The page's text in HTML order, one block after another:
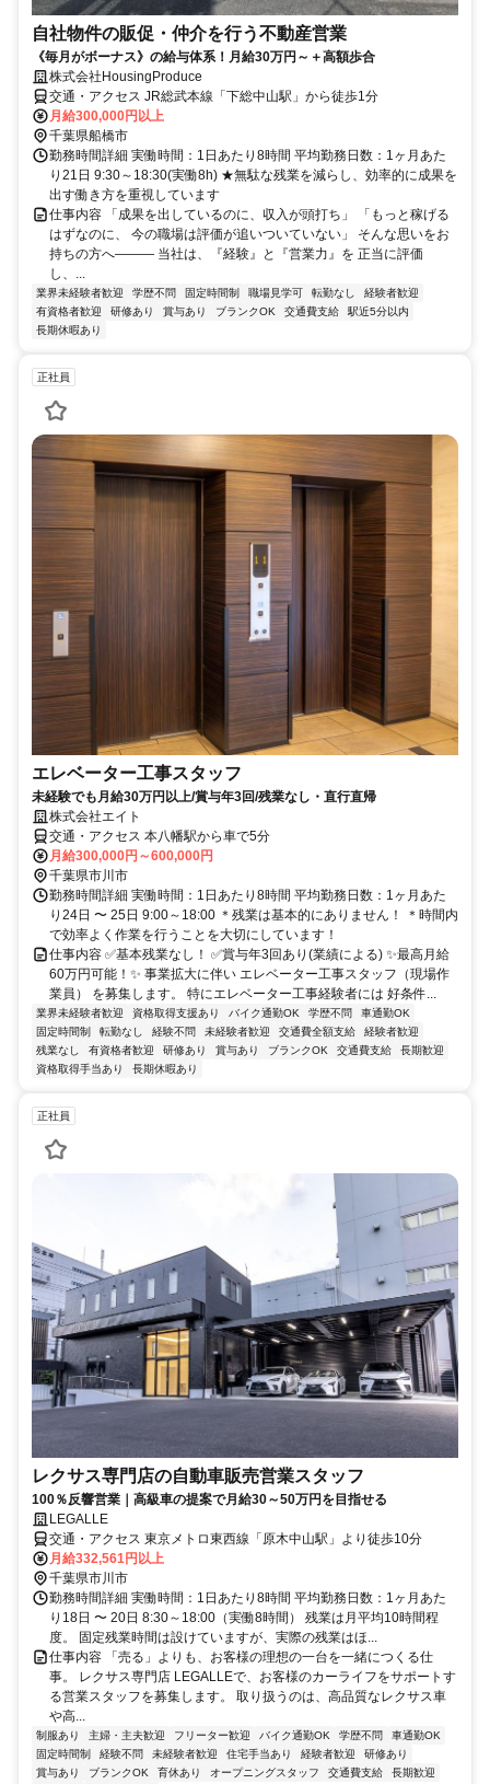
自社物件の販促・仲介を行う不動産営業
《毎月がボーナス》の給与体系！月給30万円～＋高額歩合
株式会社HousingProduce
交通・アクセス JR総武本線「下総中山駅」から徒歩1分
月給300,000円以上
千葉県船橋市
勤務時間詳細 実働時間：1日あたり8時間 平均勤務日数：1ヶ月あた
り21日 9:30～18:30(実働8h) ★無駄な残業を減らし、効率的に成果を
出す働き方を重視しています
仕事内容 「成果を出しているのに、収入が頭打ち」 「もっと稼げる
はずなのに、 今の職場は評価が追いついていない」 そんな思いをお
持ちの方へ――― 当社は、『経験』と『営業力』を 正当に評価
し、...
業界未経験者歓迎 学歴不問 固定時間制 職場見学可 転勤なし
経験者歓迎
有資格者歓迎
研修あり 賞与あり ブランクOK 交通費支給
駅近5分以内
長期休暇あり
正社員
エレベーター工事スタッフ
未経験でも月給30万円以上/賞与年3回/残業なし・直行直帰
株式会社エイト
交通・アクセス 本八幡駅から車で5分
月給300,000円～600,000円
千葉県市川市
勤務時間詳細 実働時間：1日あたり8時間 平均勤務日数：1ヶ月あた
り24日 〜 25日 9:00～18:00 ＊残業は基本的にありません！ ＊時間内
で効率よく作業を行うことを大切にしています！
仕事内容 ✅基本残業なし！ ✅賞与年3回あり(業績による) ✨最高月給
60万円可能！✨ 事業拡大に伴い エレベーター工事スタッフ（現場作
業員） を募集します。 特にエレベーター工事経験者には 好条件...
業界未経験者歓迎 資格取得支援あり バイク通勤OK 学歴不問
車通勤OK
固定時間制
転勤なし 経験不問 未経験者歓迎 交通費全額支給
経験者歓迎
残業なし
有資格者歓迎 研修あり 賞与あり ブランクOK 交通費支給
長期歓迎
資格取得手当あり
長期休暇あり
正社員
レクサス専門店の自動車販売営業スタッフ
100％反響営業｜高級車の提案で月給30～50万円を目指せる
LEGALLE
交通・アクセス 東京メトロ東西線「原木中山駅」より徒歩10分
月給332,561円以上
千葉県市川市
勤務時間詳細 実働時間：1日あたり8時間 平均勤務日数：1ヶ月あた
り18日 〜 20日 8:30～18:00（実働8時間） 残業は月平均10時間程
度。 固定残業時間は設けていますが、実際の残業はほ...
仕事内容 「売る」よりも、お客様の理想の一台を一緒につくる仕
事。 レクサス専門店 LEGALLEで、お客様のカーライフをサポートす
る営業スタッフを募集します。 取り扱うのは、高品質なレクサス車
や高...
制服あり 主婦・主夫歓迎 フリーター歓迎 バイク通勤OK 学歴不問
車通勤OK
固定時間制
経験不問 未経験者歓迎 住宅手当あり 経験者歓迎
研修あり
賞与あり
ブランクOK 育休あり オープニングスタッフ 交通費支給
長期歓迎